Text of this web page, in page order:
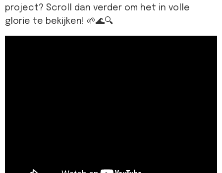
project? Scroll dan verder om het in volle
glorie te bekijken! 🌱🌊🔍